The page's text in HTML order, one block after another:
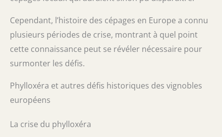
Cependant, l’histoire des cépages en Europe a connu
plusieurs périodes de crise, montrant à quel point
cette connaissance peut se révéler nécessaire pour
surmonter les défis.
Phylloxéra et autres défis historiques des vignobles
européens
La crise du phylloxéra